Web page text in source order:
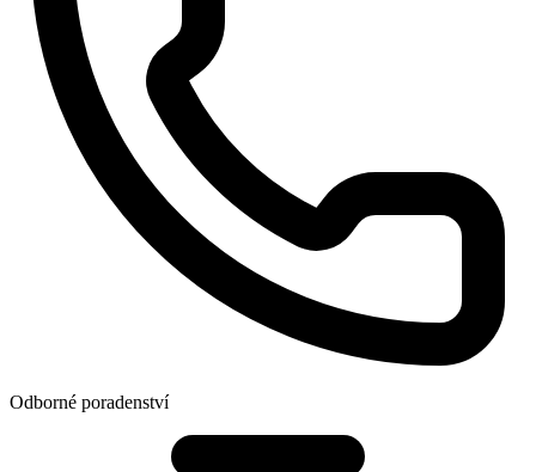
Odborné poradenství